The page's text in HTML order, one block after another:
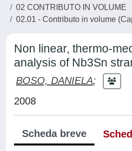
02 CONTRIBUTO IN VOLUME
02.01 - Contributo in volume
Non linear, thermo-
analysis of Nb3Sn
BOSO, DANIELA;
2008
Scheda breve